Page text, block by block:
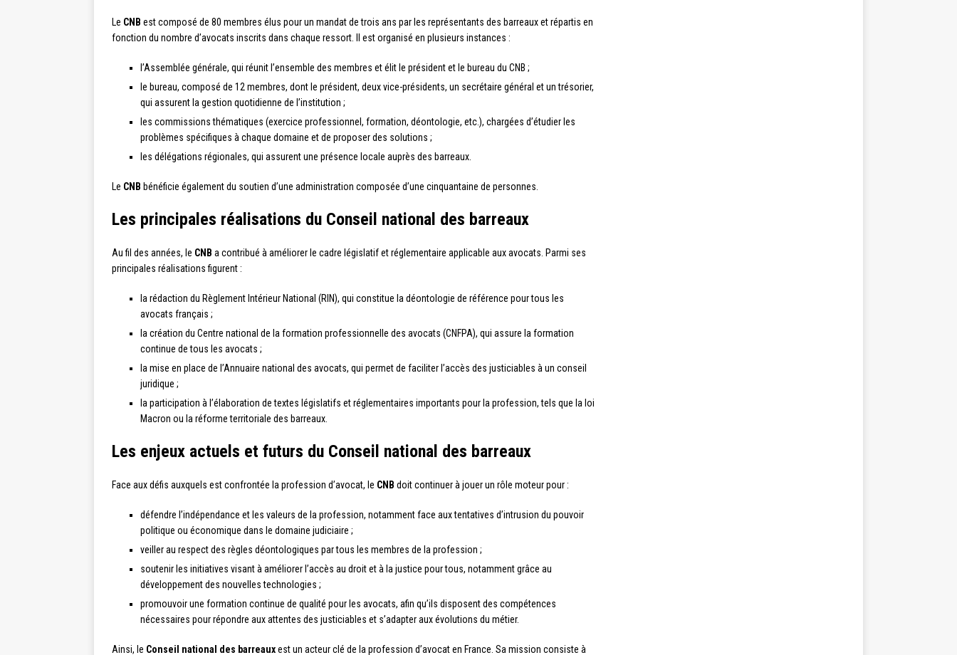
Le CNB est composé de 80 membres élus pour un mandat de trois ans par les représentants des barreaux et répartis en
fonction du nombre d’avocats inscrits dans chaque ressort. Il est organisé en plusieurs instances :
l’Assemblée générale, qui réunit l’ensemble des membres et élit le président et le bureau du CNB ;
le bureau, composé de 12 membres, dont le président, deux vice-présidents, un secrétaire général et un trésorier,
qui assurent la gestion quotidienne de l’institution ;
les commissions thématiques (exercice professionnel, formation, déontologie, etc.), chargées d’étudier les
problèmes spécifiques à chaque domaine et de proposer des solutions ;
les délégations régionales, qui assurent une présence locale auprès des barreaux.
Le CNB bénéficie également du soutien d’une administration composée d’une cinquantaine de personnes.
Les principales réalisations du Conseil national des barreaux
Au fil des années, le CNB a contribué à améliorer le cadre législatif et réglementaire applicable aux avocats. Parmi ses
principales réalisations figurent :
la rédaction du Règlement Intérieur National (RIN), qui constitue la déontologie de référence pour tous les
avocats français ;
la création du Centre national de la formation professionnelle des avocats (CNFPA), qui assure la formation
continue de tous les avocats ;
la mise en place de l’Annuaire national des avocats, qui permet de faciliter l’accès des justiciables à un conseil
juridique ;
la participation à l’élaboration de textes législatifs et réglementaires importants pour la profession, tels que la loi
Macron ou la réforme territoriale des barreaux.
Les enjeux actuels et futurs du Conseil national des barreaux
Face aux défis auxquels est confrontée la profession d’avocat, le CNB doit continuer à jouer un rôle moteur pour :
défendre l’indépendance et les valeurs de la profession, notamment face aux tentatives d’intrusion du pouvoir
politique ou économique dans le domaine judiciaire ;
veiller au respect des règles déontologiques par tous les membres de la profession ;
soutenir les initiatives visant à améliorer l’accès au droit et à la justice pour tous, notamment grâce au
développement des nouvelles technologies ;
promouvoir une formation continue de qualité pour les avocats, afin qu’ils disposent des compétences
nécessaires pour répondre aux attentes des justiciables et s’adapter aux évolutions du métier.
Ainsi, le Conseil national des barreauxest un acteur clé de la profession d’avocat en France. Sa mission consiste à